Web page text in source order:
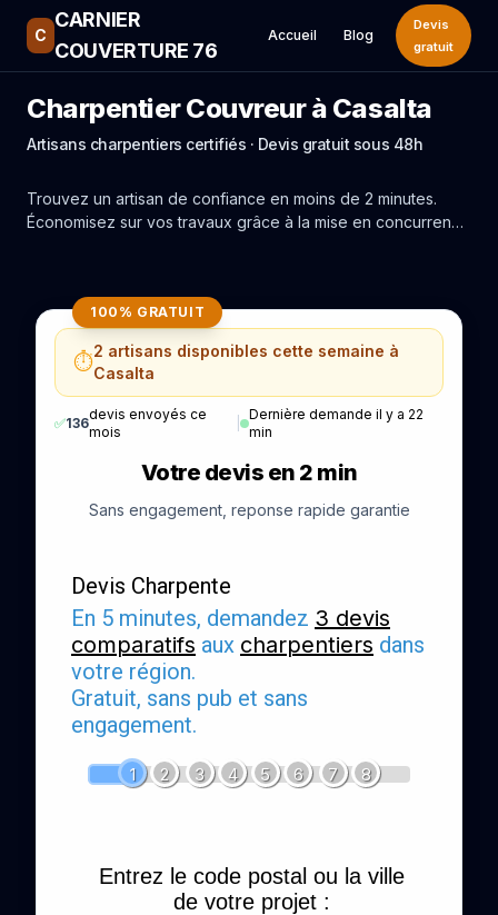
C
CARNIER
COUVERTURE 76
Accueil Blog
Devis
gratuit
Charpentier Couvreur à Casalta
Artisans charpentiers certifiés · Devis gratuit sous 48h
Trouvez un artisan de confiance en moins de 2 minutes.
Économisez sur vos travaux grâce à la mise en concurrence
100% GRATUIT
⏱️2 artisans disponibles cette semaine à
Casalta
✅136
devis envoyés ce
mois
|
Dernière demande il y a 22
min
Votre devis en 2 min
Sans engagement, reponse rapide garantie
Devis Charpente
En 5 minutes, demandez 3 devis
comparatifs aux charpentiers dans
votre région.
Gratuit, sans pub et sans
engagement.
1 2 3 4 5 6 7 8
Entrez le code postal ou la ville
de votre projet :